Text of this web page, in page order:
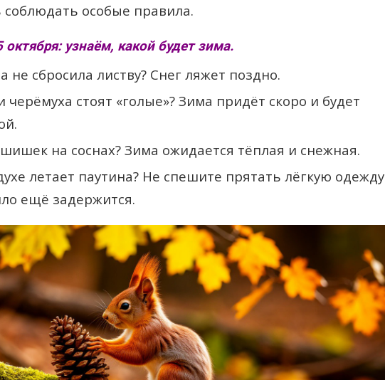
соблюдать особые правила.
узнаём, какой будет зима.
не сбросила листву? Снег ляжет поздно.
черёмуха стоят «голые»? Зима придёт скоро и будет
на соснах? Зима ожидается тёплая и снежная.
летает паутина? Не спешите прятать лёгкую одежду
ещё задержится.